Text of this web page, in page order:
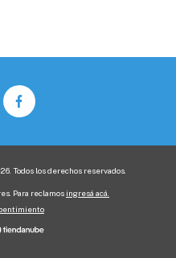
Todos los derechos reservados.
Para reclamos ingresá acá.